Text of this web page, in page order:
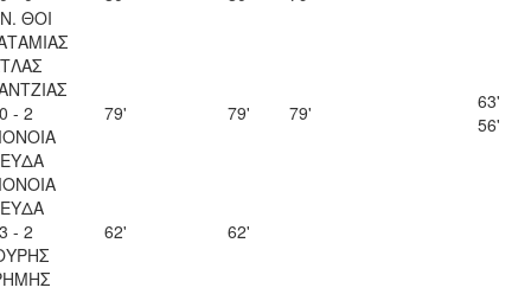
ΘΟΙ
- 2
79' 79' 79'
63'
56'
- 2
62' 62'